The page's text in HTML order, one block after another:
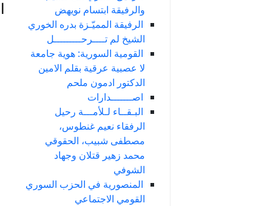
والرفيقة ابتسام نويهض
الرفيقة المميّـزة بدره الخوري
الشيخ لم تــــرحـــــــــل
القومية السورية: هوية جامعة
لا عصبية عرقية بقلم الامين
الدكتور ادمون ملحم
اصـــــــدارات
البـقــاء لـلأمـــة رحيل
الرفقاء نعيم غنطوس،
مصطفى شبيب، الحقوقي
محمد زهير قتلان وجهاد
الشوفي
المنصورية في الحزب السوري
القومي الاجتماعي